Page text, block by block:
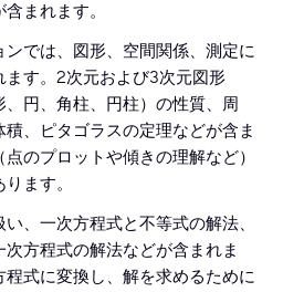
まれます。
では、図形、空間関係、測定に
ます。2次元および3次元図形
、円、角柱、円柱）の性質、周
、ピタゴラスの定理などが含ま
のプロットや傾きの理解など）
ます。
、一次方程式と不等式の解法、
方程式の解法などが含まれま
式に変換し、解を求めるために